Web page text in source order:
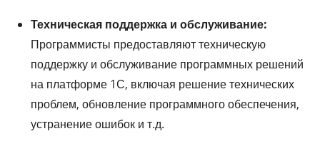
Техническая поддержка и обслуживание:
Программисты предоставляют техническую
поддержку и обслуживание программных решений
на платформе 1С, включая решение технических
проблем, обновление программного обеспечения,
устранение ошибок и т.д.